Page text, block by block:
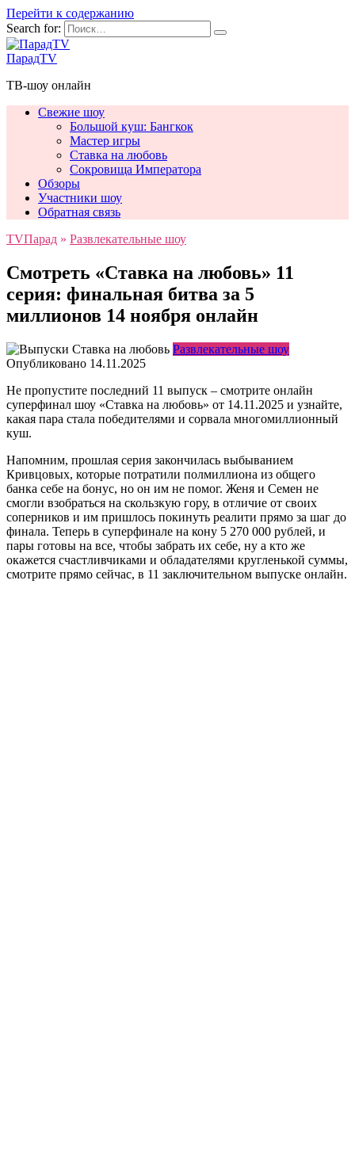
Перейти к содержанию
Search for:
ПарадTV
ТВ-шоу онлайн
Свежие шоу
Большой куш: Бангкок
Мастер игры
Ставка на любовь
Сокровища Императора
Обзоры
Участники шоу
Обратная связь
TVПарад » Развлекательные шоу
Смотреть «Ставка на любовь» 11
серия: финальная битва за 5
миллионов 14 ноября онлайн
Развлекательные шоу
Опубликовано 14.11.2025
Не пропустите последний 11 выпуск – смотрите онлайн
суперфинал шоу «Ставка на любовь» от 14.11.2025 и узнайте,
какая пара стала победителями и сорвала многомиллионный
куш.
Напомним, прошлая серия закончилась выбыванием
Кривцовых, которые потратили полмиллиона из общего
банка себе на бонус, но он им не помог. Женя и Семен не
смогли взобраться на скользкую гору, в отличие от своих
соперников и им пришлось покинуть реалити прямо за шаг до
финала. Теперь в суперфинале на кону 5 270 000 рублей, и
пары готовы на все, чтобы забрать их себе, ну а кто же
окажется счастливчиками и обладателями кругленькой суммы,
смотрите прямо сейчас, в 11 заключительном выпуске онлайн.